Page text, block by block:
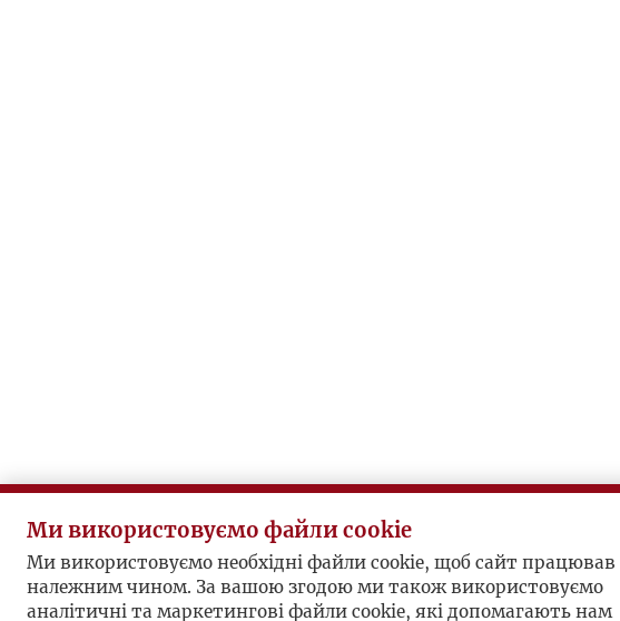
Ми використовуємо файли cookie
Ми використовуємо необхідні файли cookie, щоб сайт працював
належним чином. За вашою згодою ми також використовуємо
аналітичні та маркетингові файли cookie, які допомагають нам